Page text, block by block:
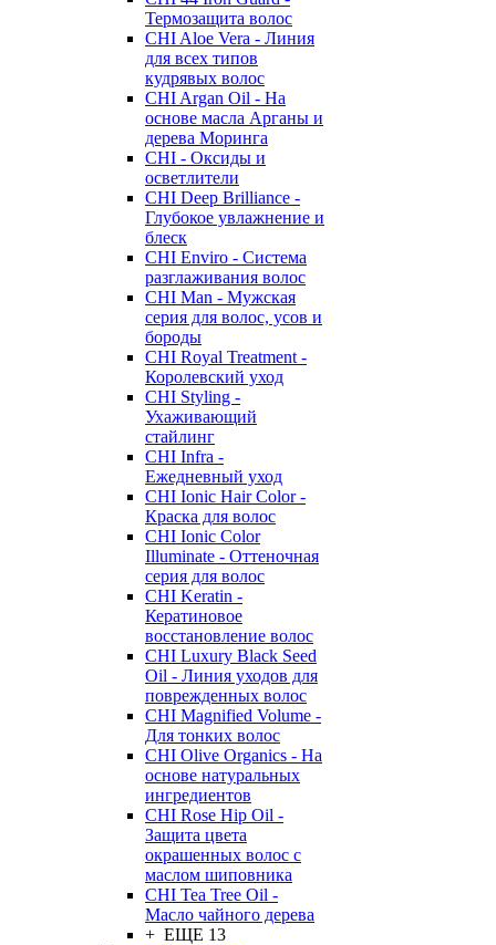
Термозащита волос
CHI Aloe Vera - Линия
для всех типов
кудрявых волос
CHI Argan Oil - На
основе масла Арганы и
дерева Моринга
CHI - Оксиды и
осветлители
CHI Deep Brilliance -
Глубокое увлажнение и
блеск
CHI Enviro - Система
разглаживания волос
CHI Man - Мужская
серия для волос, усов и
бороды
CHI Royal Treatment -
Королевский уход
CHI Styling -
Ухаживающий
стайлинг
CHI Infra -
Ежедневный уход
CHI Ionic Hair Color -
Краска для волос
CHI Ionic Color
Illuminate - Оттеночная
серия для волос
CHI Keratin -
Кератиновое
восстановление волос
CHI Luxury Black Seed
Oil - Линия уходов для
поврежденных волос
CHI Magnified Volume -
Для тонких волос
CHI Olive Organics - На
основе натуральных
ингредиентов
CHI Rose Hip Oil -
Защита цвета
окрашенных волос с
маслом шиповника
CHI Tea Tree Oil -
Масло чайного дерева
+ ЕЩЕ 13